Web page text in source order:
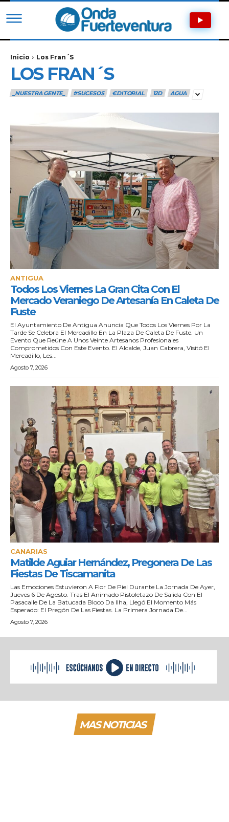
Inicio Los Fran´S
LOS FRAN´S
_NUESTRA GENTE_ #SUCESOS €DITORIAL 12D AGUA
ANTIGUA
Todos Los Viernes La Gran Cita Con El
Mercado Veraniego De Artesanía En Caleta De
Fuste
El Ayuntamiento De Antigua Anuncia Que Todos Los Viernes Por La
Tarde Se Celebra El Mercadillo En La Plaza De Caleta De Fuste. Un
Evento Que Reúne A Unos Veinte Artesanos Profesionales
Comprometidos Con Este Evento. El Alcalde, Juan Cabrera, Visitó El
Mercadillo, Les...
Agosto 7, 2026
CANARIAS
Matilde Aguiar Hernández, Pregonera De Las
Fiestas De Tiscamanita
Las Emociones Estuvieron A Flor De Piel Durante La Jornada De Ayer,
Jueves 6 De Agosto. Tras El Animado Pistoletazo De Salida Con El
Pasacalle De La Batucada Bloco Da Ilha, Llegó El Momento Más
Esperado: El Pregón De Las Fiestas. La Primera Jornada De...
Agosto 7, 2026
MAS NOTICIAS